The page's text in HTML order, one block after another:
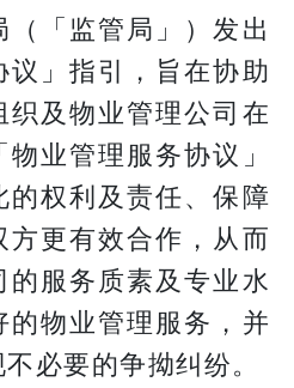
「监管局」）发出
议」指引，旨在协助
及物业管理公司在
业管理服务协议」
的权利及责任、保障
更有效合作，从而
服务质素及专业水
物业管理服务，并
必要的争拗纠纷。